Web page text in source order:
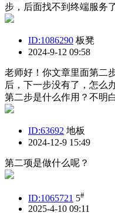
步，后面找不到终端服务
ID:1086290 板凳
2024-9-12 09:58
老师好！你文章里面第二
后，下一步没有了，怎么
第二步是什么作用？不明
ID:63692 地板
2024-12-9 15:49
第二项是做什么呢？
ID:1065721 5#
2025-4-10 09:11